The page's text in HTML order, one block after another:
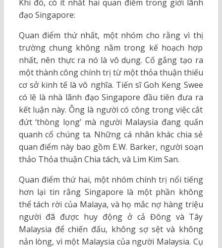
Khi đó, có ít nhất hai quan điểm trong giới lãnh
đạo Singapore:
Quan điểm thứ nhất, một nhóm cho rằng vì thị
trường chung không nằm trong kế hoạch hợp
nhất, nên thực ra nó là vô dụng. Cố gắng tạo ra
một thành công chính trị từ một thỏa thuận thiếu
cơ sở kinh tế là vô nghĩa. Tiến sĩ Goh Keng Swee
có lẽ là nhà lãnh đạo Singapore đầu tiên đưa ra
kết luận này. Ông là người có công trong việc cắt
đứt ‘thòng lọng’ mà người Malaysia đang quấn
quanh cổ chúng ta. Những cá nhân khác chia sẻ
quan điểm này bao gồm E.W. Barker, người soạn
thảo Thỏa thuận Chia tách, và Lim Kim San.
Quan điểm thứ hai, một nhóm chính trị nổi tiếng
hơn lại tin rằng Singapore là một phần không
thể tách rời của Malaya, và họ mắc nợ hàng triệu
người đã được huy động ở cả Đông và Tây
Malaysia để chiến đấu, không sợ sệt và không
nản lòng, vì một Malaysia của người Malaysia. Cụ